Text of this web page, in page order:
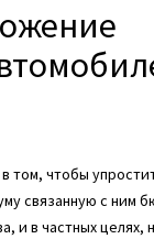
том, чтобы
связанную с ним
и в частных целях,